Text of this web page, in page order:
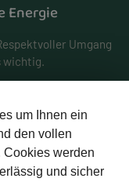
Energie
Umgang
wichtig.
um Ihnen ein
den vollen
Cookies werden
und sicher